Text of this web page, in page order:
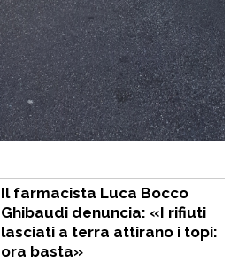
Il farmacista Luca Bocco
Ghibaudi denuncia: «I rifiuti
lasciati a terra attirano i topi:
ora basta»